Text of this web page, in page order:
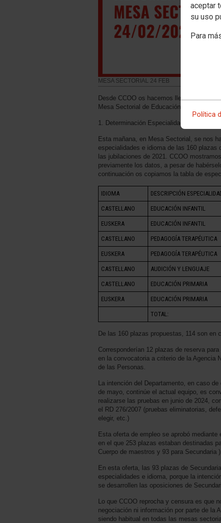
aceptar
su uso
Para
Política
MESA SECTORIAL 24 FEB
Desde CCOO os hacemos llegar las
Mesa Sectorial de Educación. Había una
1. Determinación Especialidades de las
Esta mañana, en Mesa Sectorial, se nos
especialidades e idioma de las 160 plazas
las jubilaciones de 2021. CCOO
previamente los datos, a pesar de
continuación os copiamos la tabla de
IDIOMA DESCRIPCIÓN
CASTELLANO EDUCACIÓN INFANTIL
EUSKERA EDUCACIÓN INFANTIL
CASTELLANO PEDAGOGÍA TERAPÉUTICA
EUSKERA PEDAGOGÍA TERAPÉUTICA
CASTELLANO AUDICIÓN Y LENGUAJE
CASTELLANO EDUCACIÓN PRIMARIA
EUSKERA EDUCACIÓN PRIMARIA
TOTAL:
De las 160 plazas propuestas, 114 son en
Corresponderían 12 plazas de reserva
en la convocatoria a criterio de la Agencia
de las Personas.
La intención del Departamento, en caso
de mayo, continúe el actual equipo, es
realizarse las pruebas en junio de 2024,
el RD 276/2007 (pruebas eliminatorias,
elegir, etc.)
Esta oferta de empleo se aprobó mediante
en el que 253 plazas estaban destinadas
Cuerpo de maestros y 93 para Secundaria ).
En esta oferta, las 93 plazas de
especialidades e idioma, porque la
se desarrollen las oposiciones de
Lo que CCOO reprocha y censura es que
negociación ni información por parte de la
siendo habitual en todas las mesas